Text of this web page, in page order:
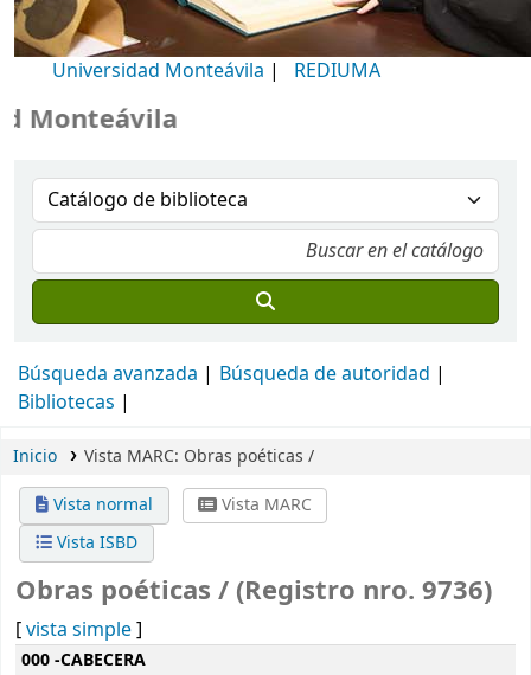
Universidad Monteávila | REDIUMA
Búsqueda avanzada
Búsqueda de autoridad
Bibliotecas
Inicio
Vista MARC: Obras poéticas /
Vista normal
Vista MARC
Vista ISBD
Obras poéticas / (Registro nro. 9736)
[vista simple]
Detalles MARC
000 -CABECERA